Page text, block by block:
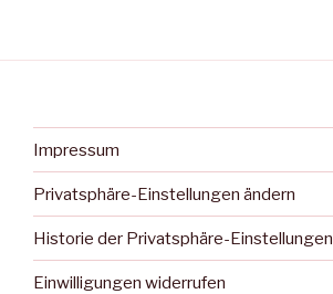
Impressum
Privatsphäre-Einstellungen ändern
Historie der Privatsphäre-Einstellungen
Einwilligungen widerrufen